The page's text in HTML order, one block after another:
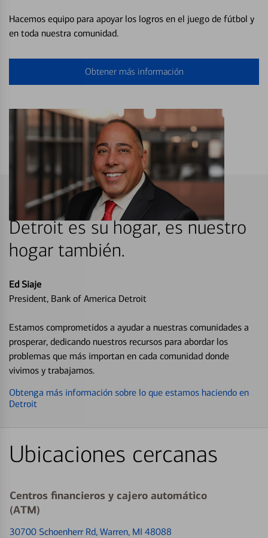
Hacemos equipo para apoyar los logros en el juego de fútbol y
en toda nuestra comunidad.
Obtener más información
Detroit es su hogar, es nuestro
hogar también.
Ed Siaje
President, Bank of America Detroit
Estamos comprometidos a ayudar a nuestras comunidades a
prosperar, dedicando nuestros recursos para abordar los
problemas que más importan en cada comunidad donde
vivimos y trabajamos.
Obtenga más información sobre lo que estamos haciendo en
Detroit
Ubicaciones cercanas
Centros financieros y cajero automático
(ATM)
30700 Schoenherr Rd, Warren, MI 48088